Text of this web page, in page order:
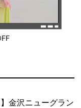
金沢ニューグラン